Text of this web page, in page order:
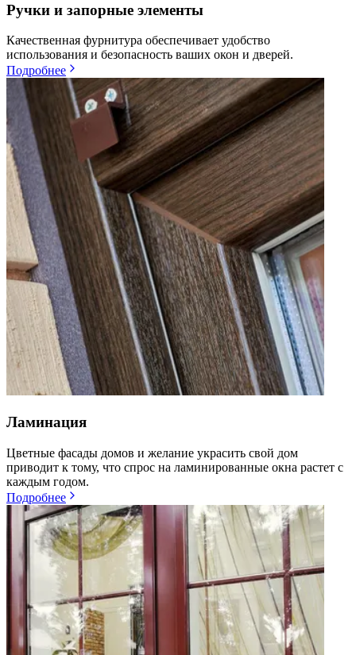
Ручки и запорные элементы
Качественная фурнитура обеспечивает удобство
использования и безопасность ваших окон и дверей.
Подробнее
Ламинация
Цветные фасады домов и желание украсить свой дом
приводит к тому, что спрос на ламинированные окна растет с
каждым годом.
Подробнее